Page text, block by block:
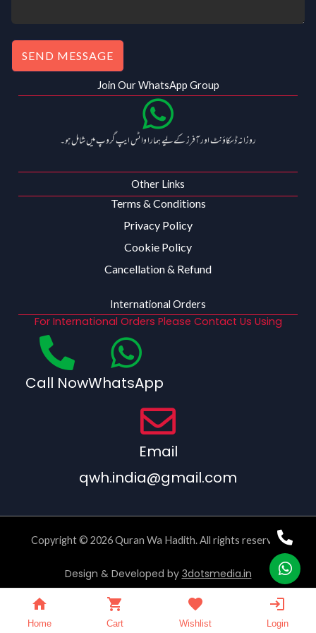
SEND MESSAGE
Join Our WhatsApp Group
روزانہ ڈسکاؤنٹ اور آفرز کے لیے ہمارا واٹس ایپ گروپ میں شامل ہو۔
Other Links
Terms & Conditions
Privacy Policy
Cookie Policy
Cancellation & Refund
International Orders
For International Orders Please Contact Us Using
Call NowWhatsApp
Email
qwh.india@gmail.com
Copyright © 2026 Quran Wa Hadith. All rights reserved.
Design & Developed by 3dotsmedia.in
Home Cart Wishlist Login